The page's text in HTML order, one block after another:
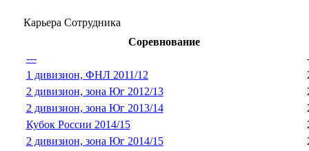
Карьера Сотрудника
Соревнование
---
1 дивизион, ФНЛ 2011/12
2 дивизион, зона Юг 2012/13
2 дивизион, зона Юг 2013/14
Кубок России 2014/15
2 дивизион, зона Юг 2014/15